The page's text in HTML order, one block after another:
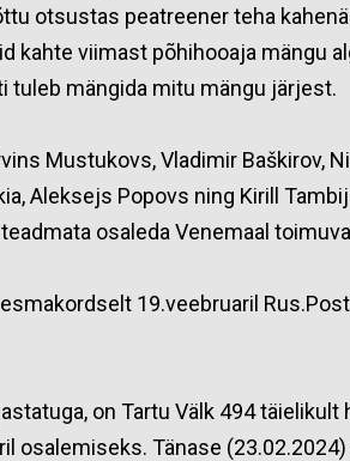
otsustas peatreener teha
kahte viimast põhihooaja mängu
tuleb mängida mitu mängu järjest.
Mustukovs, Vladimir Baškirov,
Aleksejs Popovs ning Kirill
osaleda Venemaal
19.veebruaril
on Tartu Välk 494 täielikult
osalemiseks. Tänase